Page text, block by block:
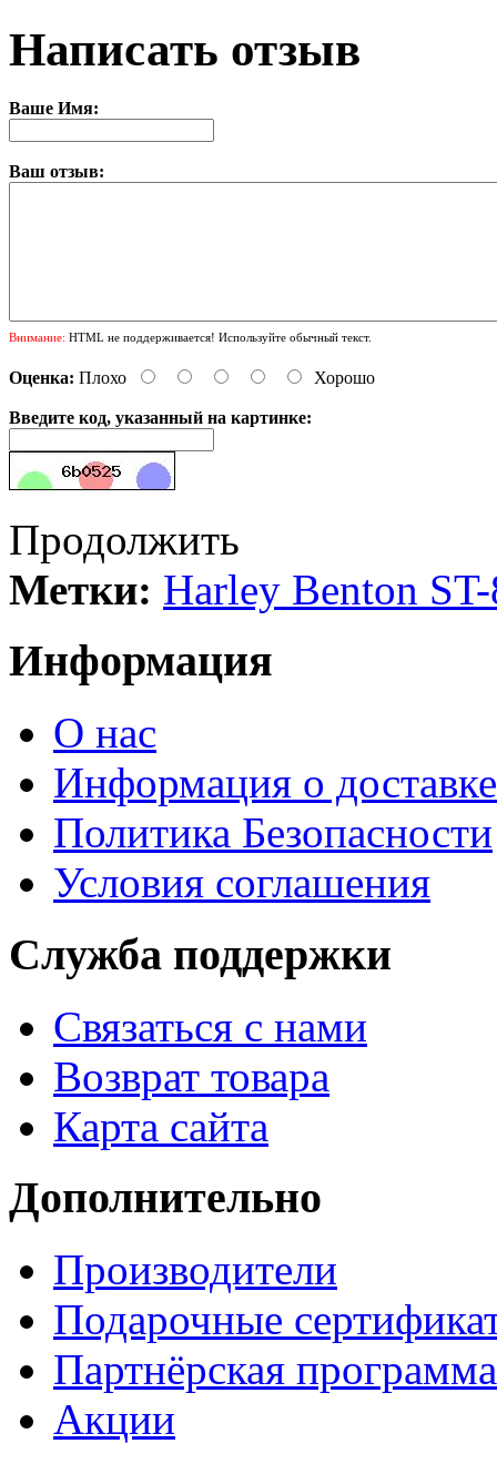
Написать отзыв
Ваше Имя:
Ваш отзыв:
Внимание: HTML не поддерживается! Используйте обычный текст.
Оценка: Плохо Хорошо
Введите код, указанный на картинке:
Продолжить
Метки: Harley Benton
Информация
О нас
Информация о доставке
Политика Безопасности
Условия соглашения
Служба поддержки
Связаться с нами
Возврат товара
Карта сайта
Дополнительно
Производители
Подарочные
Партнёрская программа
Акции